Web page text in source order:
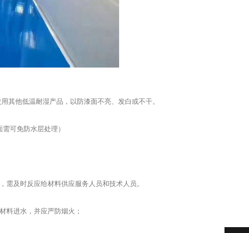
他低温耐湿产品，以防漆面不亮、发白或不干。
可免防水层处理）
及时反应给材料供应服务人员和技术人员。
进水，并应严防烟火；